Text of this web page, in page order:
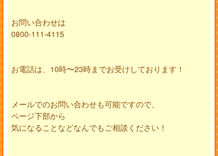
お問い合わせは
0800-111-4115
お電話は、10時〜23時までお受けしております！
メールでのお問い合わせも可能ですので、
ページ下部から
気になることなどなんでもご相談ください！